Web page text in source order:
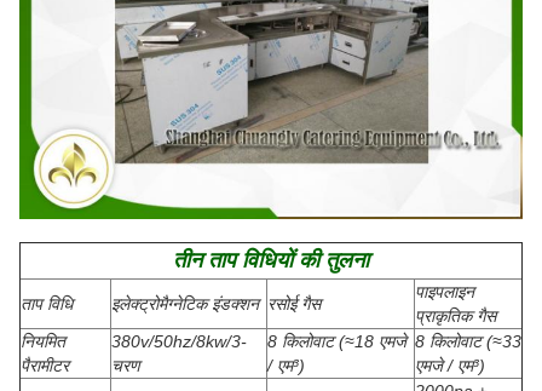
तीन ताप विधियों की तुलना
ताप विधि इलेक्ट्रोमैग्नेटिक इंडक्शन रसोई गैस
पाइपलाइन
प्राकृतिक गैस
नियमित
पैरामीटर
380v/50hz/8kw/3-
चरण
8 किलोवाट (≈18 एमजे
/ एम³)
8 किलोवाट (≈33
एमजे / एम³)